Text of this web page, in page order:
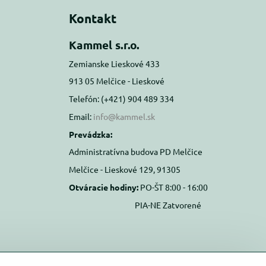
Kontakt
Kammel s.r.o.
Zemianske Lieskové 433
913 05 Melčice - Lieskové
Telefón: (+421) 904 489 334
Email: info@kammel.sk
Prevádzka:
Administratívna budova PD Melčice
Melčice - Lieskové 129, 91305
Otváracie hodiny: PO-ŠT 8:00 - 16:00
PIA-NE Zatvorené